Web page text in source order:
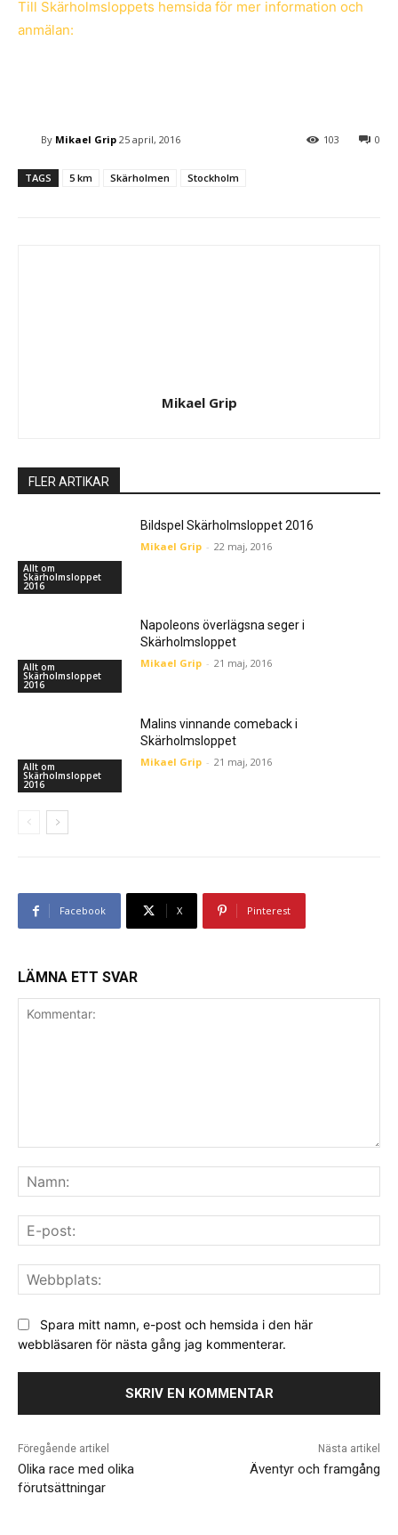
Till Skärholmsloppets hemsida för mer information och
anmälan:
By Mikael Grip 25 april, 2016 0
103
TAGS 5 km Skärholmen Stockholm
Mikael Grip
FLER ARTIKAR
Allt om
Skärholmsloppet
2016
Bildspel Skärholmsloppet 2016
Mikael Grip - 22 maj, 2016
Allt om
Skärholmsloppet
2016
Napoleons överlägsna seger i
Skärholmsloppet
Mikael Grip - 21 maj, 2016
Allt om
Skärholmsloppet
2016
Malins vinnande comeback i
Skärholmsloppet
Mikael Grip - 21 maj, 2016
Facebook X Pinterest
LÄMNA ETT SVAR
Spara mitt namn, e-post och hemsida i den här
webbläsaren för nästa gång jag kommenterar.
Föregående artikel
Olika race med olika
förutsättningar
Nästa artikel
Äventyr och framgång